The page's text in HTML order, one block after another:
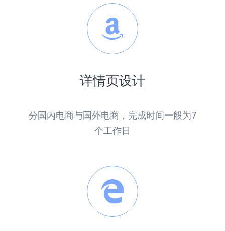
详情页设计
分国内电商与国外电商，完成时间一般为7
个工作日